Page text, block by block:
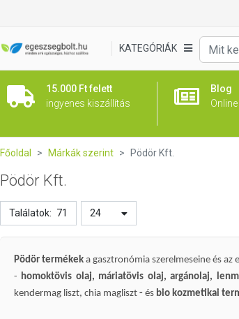
KATEGÓRIÁK
15.000 Ft felett
ingyenes kiszállítás
Blog
Főoldal Márkák szerint Pödör Kft.
Pödör Kft.
Találatok: 71 24
Pödör termékek a gasztronómia szerelmeseine és
- homoktövis olaj, máriatövis olaj, argánolaj,
kendermag liszt, chia magliszt - és bio kozmetikai